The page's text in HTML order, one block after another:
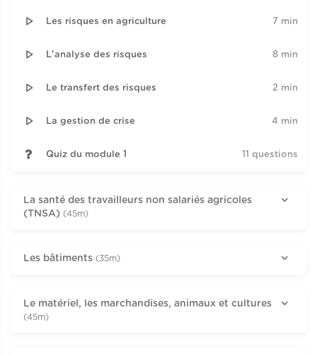
Les risques en agriculture 7 min
L'analyse des risques 8 min
Le transfert des risques 2 min
La gestion de crise 4 min
Quiz du module 1 11 questions
La santé des travailleurs non salariés agricoles
(TNSA) (45m)
Les bâtiments (35m)
Le matériel, les marchandises, animaux et cultures
(45m)